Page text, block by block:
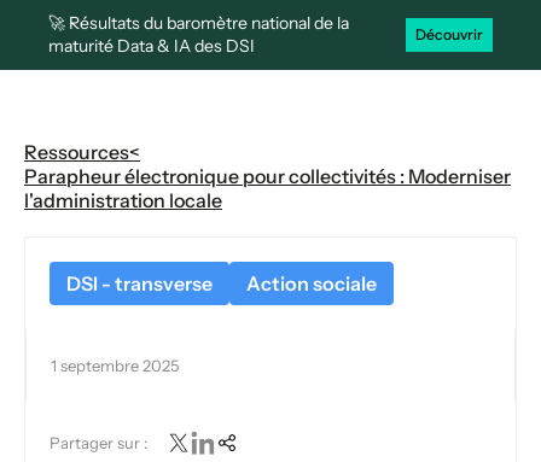
🚀 Résultats du baromètre national de la
maturité Data & IA des DSI
Découvrir
Ressources<
Parapheur électronique pour collectivités : Moderniser
l'administration locale
DSI - transverse Action sociale
1 septembre 2025
Partager sur :